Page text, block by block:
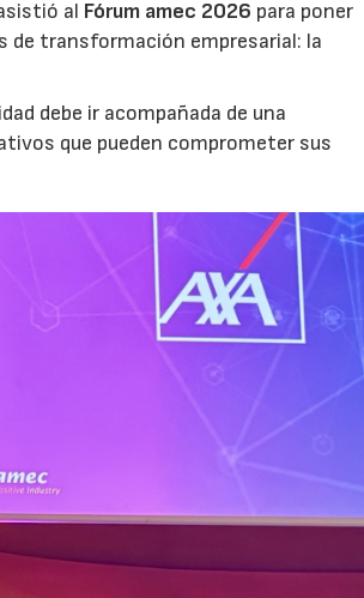
al Fórum amec 2026 para poner
de transformación empresarial: la
debe ir acompañada de una
que pueden comprometer sus